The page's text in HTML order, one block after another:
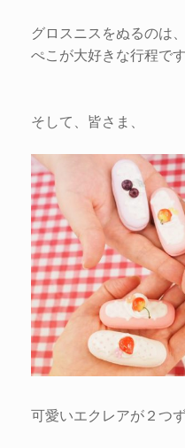
グロスニスをぬるのは
ぺこが大好きな行程です
そして、皆さま、
可愛いエクレアが２つ